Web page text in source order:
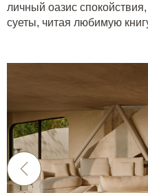
личный оазис
суеты, читая любимую